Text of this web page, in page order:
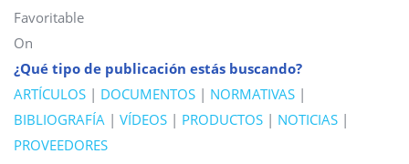
Favoritable
On
¿Qué tipo de publicación estás buscando?
ARTÍCULOS | DOCUMENTOS | NORMATIVAS |
BIBLIOGRAFÍA | VÍDEOS | PRODUCTOS | NOTICIAS |
PROVEEDORES